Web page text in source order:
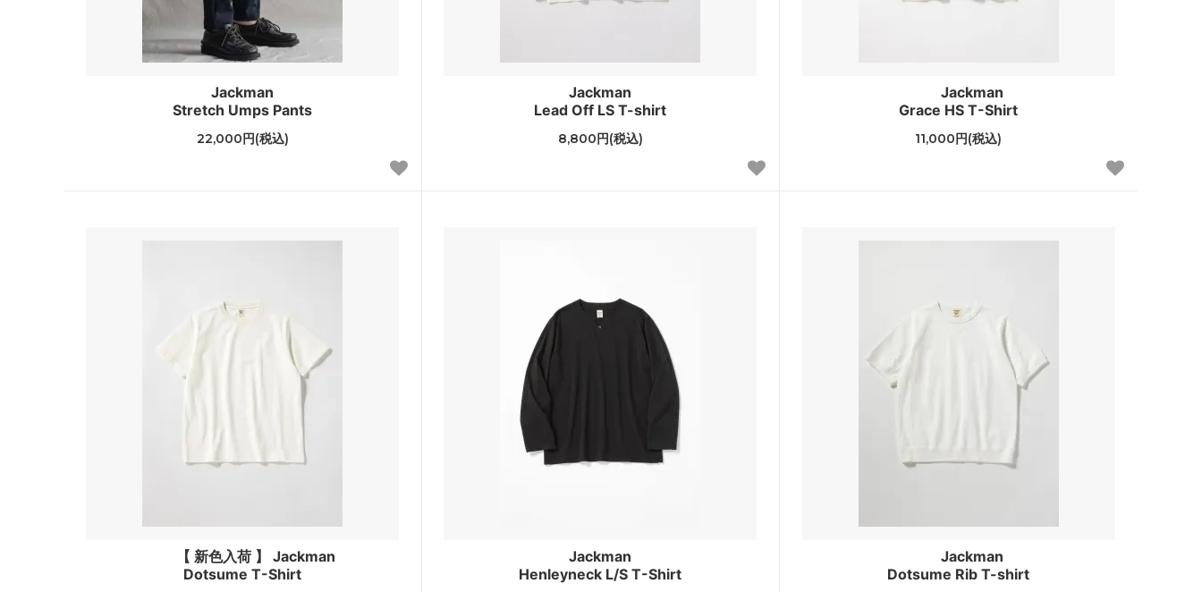
Jackman
Stretch Umps Pants
22,000円(税込)
Jackman
Lead Off LS T-shirt
8,800円(税込)
Jackman
Grace HS T-Shirt
11,000円(税込)
【 新色入荷 】 Jackman
Dotsume T-Shirt
Jackman
Henleyneck L/S T-Shirt
Jackman
Dotsume Rib T-shirt